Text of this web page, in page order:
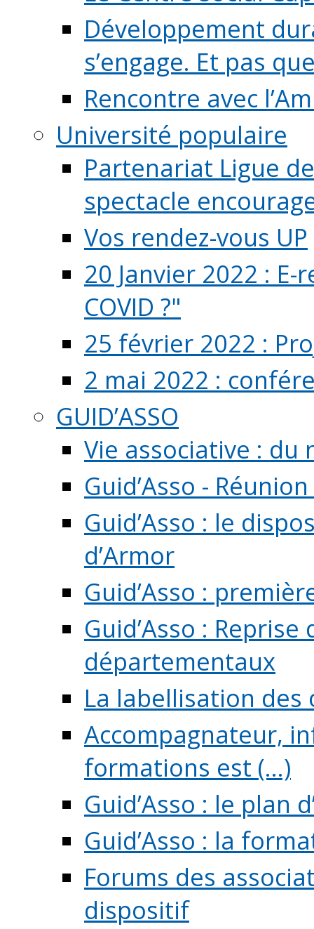
Développement
s’engage. Et pas
Rencontre avec
Université populaire
Partenariat Ligue
spectacle
Vos rendez-vous UP
20 Janvier 2022 :
COVID ?"
25 février 2022 :
2 mai 2022 :
GUID’ASSO
Vie associative : du
Guid’Asso -
Guid’Asso : le
d’Armor
Guid’Asso :
Guid’Asso :
départementaux
La labellisation
Accompagnateur,
formations est (...)
Guid’Asso : le plan
Guid’Asso : la
Forums des
dispositif